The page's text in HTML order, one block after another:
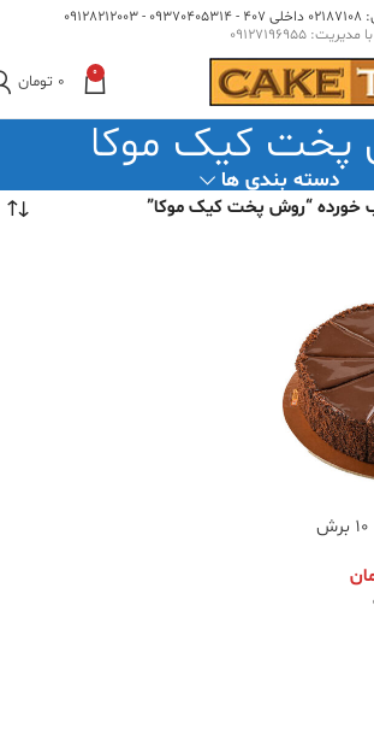
09127196955
0
0 تومان
کیک موکا
دسته بندی ها
“روش پخت کیک موکا”